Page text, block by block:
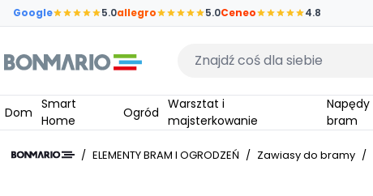
Przejdź do głównej zawartości strony
Google 5.0allegro 5.0Ceneo 4.8
Wpisz czego szukasz
Dom
Smart
Home
Ogród
Warsztat i
majsterkowanie
Napędy do
bram
/ ELEMENTY BRAM I OGRODZEŃ / Zawiasy do bramy /